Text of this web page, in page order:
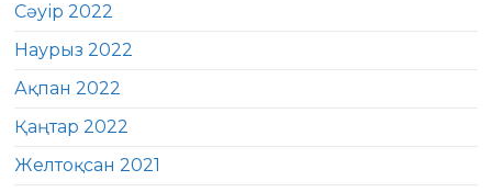
Сәуір 2022
Наурыз 2022
Ақпан 2022
Қаңтар 2022
Желтоқсан 2021